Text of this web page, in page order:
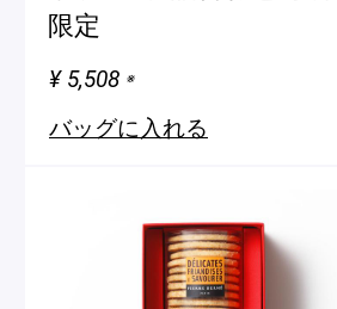
限定
¥ 5,508 ※
バッグに入れる